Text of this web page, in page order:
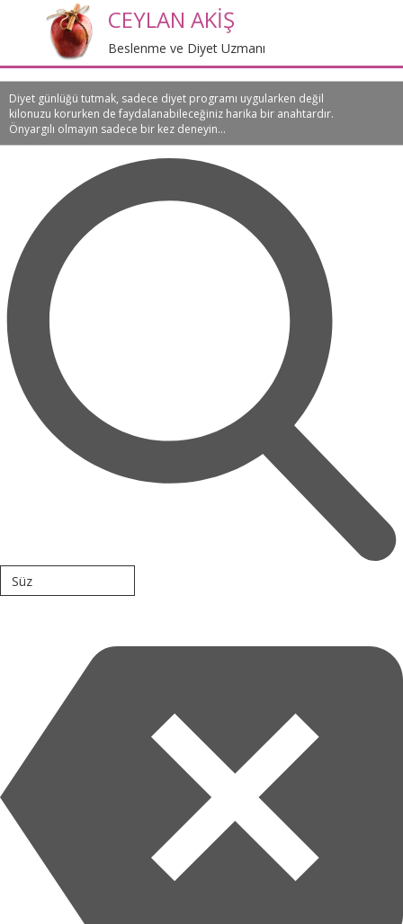
CEYLAN AKİŞ
Beslenme ve Diyet Uzmanı
Diyet günlüğü tutmak, sadece diyet programı uygularken değil
kilonuzu korurken de faydalanabileceğiniz harika bir anahtardır.
Önyargılı olmayın sadece bir kez deneyin...